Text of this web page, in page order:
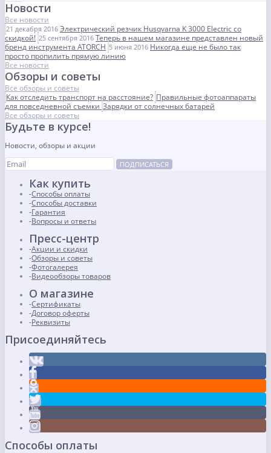
Новости
Все новости
21 декабря 2016 Электрический резчик Husqvarna K 3000 Electric со
скидкой! 25 сентября 2016 Теперь в нашем магазине представлен новый
бренд инструмента ATORCH 5 июня 2016 Никогда еще не было так
просто пропилить прямую линию
Все новости
Обзоры и советы
Все обзоры и советы
Как отследить транспорт на расстояние? Правильные фотоаппараты
для повседневной съемки Зарядки от солнечных батарей
Все обзоры и советы
Будьте в курсе!
Новости, обзоры и акции
ПОДПИСАТЬСЯ
Как купить
Способы оплаты
Способы доставки
Гарантия
Вопросы и ответы
Пресс-центр
Акции и скидки
Обзоры и советы
Фотогалерея
Видеообзоры товаров
О магазине
Сертификаты
Договор оферты
Реквизиты
Присоединяйтесь
Способы оплаты